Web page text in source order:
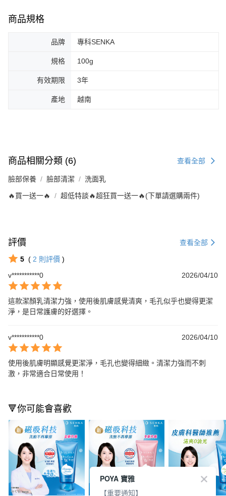
商品規格
品牌 專科SENKA
規格 100g
有效期限 3年
產地 越南
商品相關分類 (6) 查看全部
臉部保養 臉部清潔 洗面乳
🔥買一送一🔥 超低特談🔥超狂買一送一🔥(下單請選購兩件)
評價 查看全部
5 ( 2 則評價 )
v***********0
2026/04/10
這款潔顏乳清潔力強，使用後肌膚感覺清爽，毛孔似乎也變得更潔
淨，是日常護膚的好選擇。
v***********0 2026/04/10
使用後肌膚明顯感覺更潔淨，毛孔也變得細緻。清潔力強而不刺
激，非常適合日常使用！
🔻你可能會喜歡
POYA 寶雅
【重要通知】